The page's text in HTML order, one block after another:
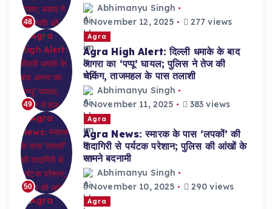
48
Abhimanyu Singh
November 12, 2025
277 views
49
Agra
Agra High Alert: दिल्ली धमाके के बाद
आगरा का ‘पप्पू’ घायल; पुलिस ने तेज की
चेकिंग, ताजमहल के पास तलाशी
Abhimanyu Singh
November 11, 2025
383 views
50
Agra
Agra News: स्मारक के पास ‘लपकों’ की
दादागिरी से पर्यटक परेशान; पुलिस की आंखों के
सामने बदनामी
Abhimanyu Singh
November 10, 2025
290 views
Agra